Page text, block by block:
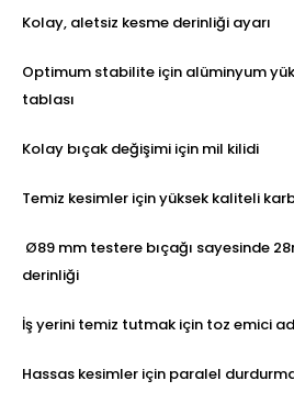
Kolay, aletsiz kesme derinliği ayarı
Optimum stabilite için alüminyum
tablası
Kolay bıçak değişimi için mil kilidi
Temiz kesimler için yüksek kaliteli
Ø89 mm testere bıçağı sayesinde
derinliği
İş yerini temiz tutmak için toz emici
Hassas kesimler için paralel